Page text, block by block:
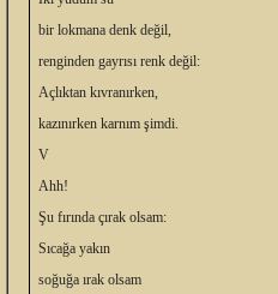
bir lokmana denk değil,
renginden gayrısı renk değil:
Açlıktan kıvranırken,
kazınırken karnım şimdi.
V
Ahh!
Şu fırında çırak olsam:
Sıcağa yakın
soğuğa ırak olsam